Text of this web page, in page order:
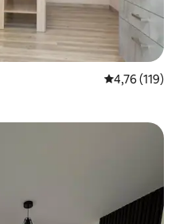
Note
4,76 (119)